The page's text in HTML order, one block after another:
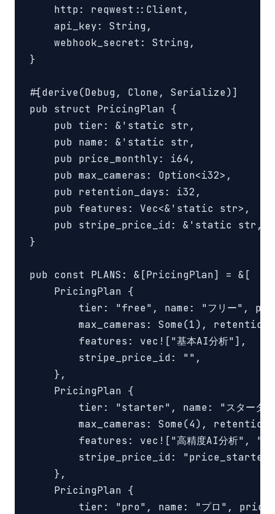
    http: reqwest::Client,
    api_key: String,
    webhook_secret: String,
}
#[derive(Debug, Clone, Serialize)]
pub struct PricingPlan {
    pub tier: &'static str,
    pub name: &'static str,
    pub price_monthly: i64,
    pub max_cameras: Option<i32>,
    pub retention_days: i32,
    pub features: Vec<&'static str>,
    pub stripe_price_id: &'static str,
}
pub const PLANS: &[PricingPlan] = &[
    PricingPlan {
tier: "free", name: "フリー",
max_cameras: Some(1),
        features: vec!["基本AI分析"],
        stripe_price_id: "",
    },
    PricingPlan {
tier: "starter", name: "スタータ
max_cameras: Some(4),
features: vec!["高精度AI分析",
stripe_price_id:
    },
    PricingPlan {
tier: "pro", name: "プロ",